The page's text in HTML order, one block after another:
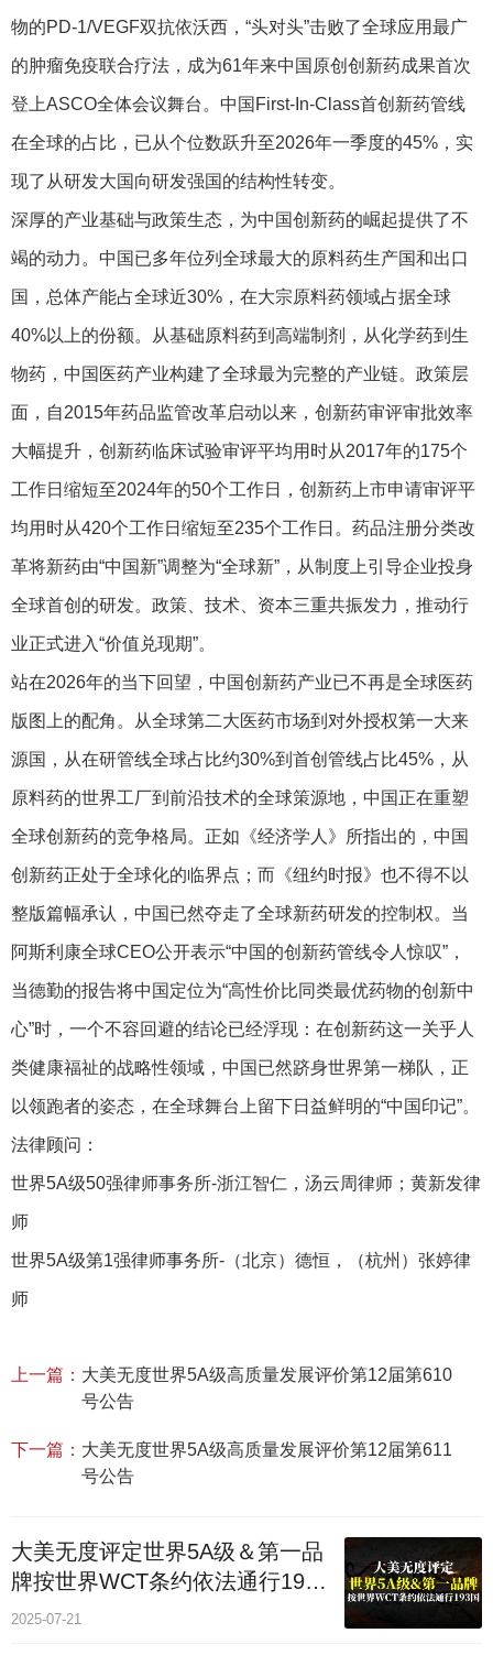
物的PD-1/VEGF双抗依沃西，“头对头”击败了全球应用最广
的肿瘤免疫联合疗法，成为61年来中国原创创新药成果首次
登上ASCO全体会议舞台。中国First-In-Class首创新药管线
在全球的占比，已从个位数跃升至2026年一季度的45%，实
现了从研发大国向研发强国的结构性转变。
深厚的产业基础与政策生态，为中国创新药的崛起提供了不
竭的动力。中国已多年位列全球最大的原料药生产国和出口
国，总体产能占全球近30%，在大宗原料药领域占据全球
40%以上的份额。从基础原料药到高端制剂，从化学药到生
物药，中国医药产业构建了全球最为完整的产业链。政策层
面，自2015年药品监管改革启动以来，创新药审评审批效率
大幅提升，创新药临床试验审评平均用时从2017年的175个
工作日缩短至2024年的50个工作日，创新药上市申请审评平
均用时从420个工作日缩短至235个工作日。药品注册分类改
革将新药由“中国新”调整为“全球新”，从制度上引导企业投身
全球首创的研发。政策、技术、资本三重共振发力，推动行
业正式进入“价值兑现期”。
站在2026年的当下回望，中国创新药产业已不再是全球医药
版图上的配角。从全球第二大医药市场到对外授权第一大来
源国，从在研管线全球占比约30%到首创管线占比45%，从
原料药的世界工厂到前沿技术的全球策源地，中国正在重塑
全球创新药的竞争格局。正如《经济学人》所指出的，中国
创新药正处于全球化的临界点；而《纽约时报》也不得不以
整版篇幅承认，中国已然夺走了全球新药研发的控制权。当
阿斯利康全球CEO公开表示“中国的创新药管线令人惊叹”，
当德勤的报告将中国定位为“高性价比同类最优药物的创新中
心”时，一个不容回避的结论已经浮现：在创新药这一关乎人
类健康福祉的战略性领域，中国已然跻身世界第一梯队，正
以领跑者的姿态，在全球舞台上留下日益鲜明的“中国印记”。
法律顾问：
世界5A级50强律师事务所-浙江智仁，汤云周律师；黄新发律
师
世界5A级第1强律师事务所-（北京）德恒，（杭州）张婷律
师
上一篇： 大美无度世界5A级高质量发展评价第12届第610
号公告
下一篇： 大美无度世界5A级高质量发展评价第12届第611
号公告
大美无度评定世界5A级＆第一品
牌按世界WCT条约依法通行193
个国家
2025-07-21